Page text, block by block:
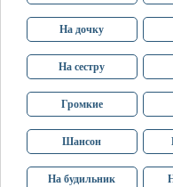
На дочку
На сестру
Громкие
Шансон
На будильник